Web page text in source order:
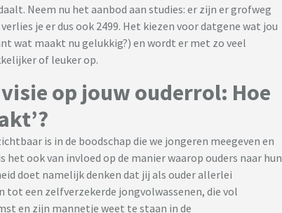
Neem nu het aanbod aan studies: er zijn er grofweg
je er dus ook 2499. Het kiezen voor datgene wat jou
wat maakt nu gelukkig?) en wordt er met zo veel
of leuker op.
op jouw ouderrol: Hoe
is in de boodschap die we jongeren meegeven en
het ook van invloed op de manier waarop ouders naar hun
doet namelijk denken dat jij als ouder allerlei
een zelfverzekerde jongvolwassenen, die vol
en zijn mannetje weet te staan in de